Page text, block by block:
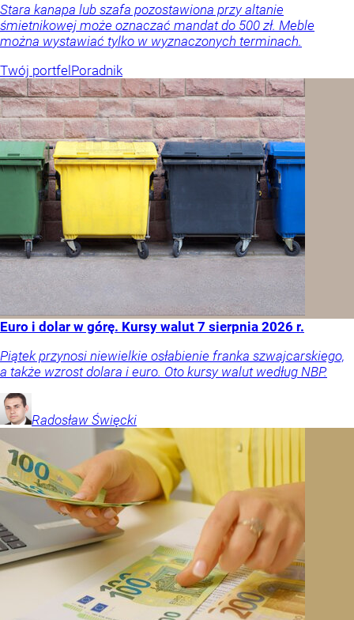
Stara kanapa lub szafa pozostawiona przy altanie
śmietnikowej może oznaczać mandat do 500 zł. Meble
można wystawiać tylko w wyznaczonych terminach.
Twój portfelPoradnik
Euro i dolar w górę. Kursy walut 7 sierpnia 2026 r.
Piątek przynosi niewielkie osłabienie franka szwajcarskiego,
a także wzrost dolara i euro. Oto kursy walut według NBP.
Radosław Święcki